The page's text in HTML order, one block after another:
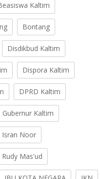
Kaltim
Bontang
Disdikbud Kaltim
Dispora Kaltim
DPRD Kaltim
Gubernur Kaltim
Isran Noor
Mas'ud